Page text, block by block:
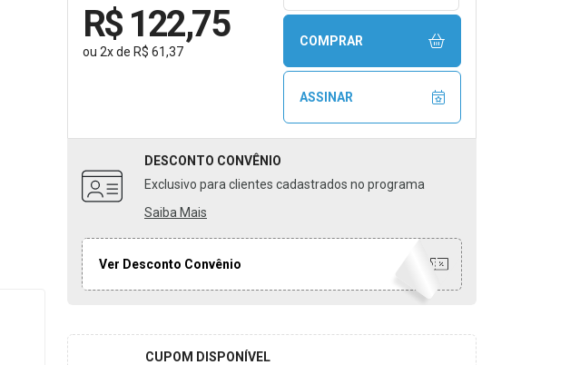
R$ 122,75
ou 2xde R$ 61,37
COMPRAR
ASSINAR
DESCONTO CONVÊNIO
Exclusivo para clientes cadastrados no programa
Saiba Mais
Ver Desconto Convênio
CUPOM DISPONÍVEL